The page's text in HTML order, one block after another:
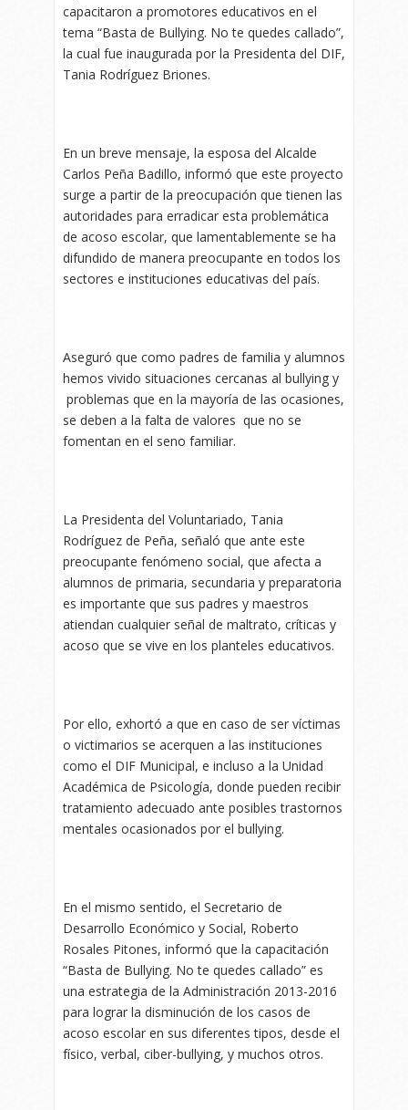
capacitaron a promotores educativos en el
tema “Basta de Bullying. No te quedes callado”,
la cual fue inaugurada por la Presidenta del DIF,
Tania Rodríguez Briones.
En un breve mensaje, la esposa del Alcalde
Carlos Peña Badillo, informó que este proyecto
surge a partir de la preocupación que tienen las
autoridades para erradicar esta problemática
de acoso escolar, que lamentablemente se ha
difundido de manera preocupante en todos los
sectores e instituciones educativas del país.
Aseguró que como padres de familia y alumnos
hemos vivido situaciones cercanas al bullying y
problemas que en la mayoría de las ocasiones,
se deben a la falta de valores que no se
fomentan en el seno familiar.
La Presidenta del Voluntariado, Tania
Rodríguez de Peña, señaló que ante este
preocupante fenómeno social, que afecta a
alumnos de primaria, secundaria y preparatoria
es importante que sus padres y maestros
atiendan cualquier señal de maltrato, críticas y
acoso que se vive en los planteles educativos.
Por ello, exhortó a que en caso de ser víctimas
o victimarios se acerquen a las instituciones
como el DIF Municipal, e incluso a la Unidad
Académica de Psicología, donde pueden recibir
tratamiento adecuado ante posibles trastornos
mentales ocasionados por el bullying.
En el mismo sentido, el Secretario de
Desarrollo Económico y Social, Roberto
Rosales Pitones, informó que la capacitación
“Basta de Bullying. No te quedes callado” es
una estrategia de la Administración 2013-2016
para lograr la disminución de los casos de
acoso escolar en sus diferentes tipos, desde el
físico, verbal, ciber-bullying, y muchos otros.